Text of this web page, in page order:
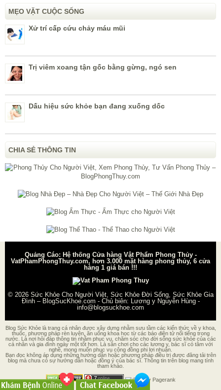
MẸO VẶT CUỘC SỐNG
Xử trí cấp cứu chảy máu mũi
Trị viêm xoang tận gốc bằng gừng, ngó sen
Dấu hiệu sức khỏe bạn đang xuống dốc
CHIA SẺ THÔNG TIN
Quảng Cáo: Hệ thống Cửa hàng Vật Phẩm Phong Thủy -
VatPhamPhongThuy.com, hơn 3.000 mặt hàng phong thủy, 6 cửa
hàng 1 giá bán !!!
© 2026 Sức Khỏe Cho Người Việt, Sức Khỏe Đời Sống, Sức Khỏe Gia
Đình – BlogSucKhoe.com - Chủ biên: Lương y Nguyễn Hùng-
info@blogsuckhoe.com
Blog Sức Khỏe là trang cá nhân được xây dựng nhằm sưu tầm các kiến thức về y khoa,
thuốc, phương pháp rèn luyện, ăn uống khoa học từ các báo điện tử nổi tiếng trong
nước. Là nơi hỏi đáp thông tin nhằm phục vụ, chăm sóc cho đời sống sức khỏe của các
cá nhân và gia đình ngày một tốt hơn. Là sân chơi cho các lương y, bác sĩ có tâm với
nghề, mong muốn phục vụ cộng đồng phi lợi nhuận.
Bạn đọc không áp dụng những hướng dẫn hoặc phương pháp điều trị được đăng tải trên
blog mà chưa có sự hướng dẫn hoặc đồng ý của bác sĩ. Thông tin trên blog mang tính
tham khảo.